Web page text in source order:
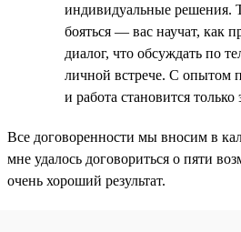
индивидуальные решения.
бояться — вас научат, как
диалог, что обсуждать по
личной встрече. С опытом
и работа становится
Все договоренности мы вносим в
мне удалось договориться о пяти
очень хороший результат.